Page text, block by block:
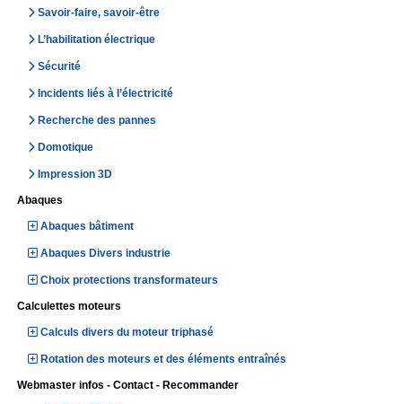
Savoir-faire, savoir-être
L’habilitation électrique
Sécurité
Incidents liés à l’électricité
Recherche des pannes
Domotique
Impression 3D
Abaques
Abaques bâtiment
Abaques Divers industrie
Choix protections transformateurs
Calculettes moteurs
Calculs divers du moteur triphasé
Rotation des moteurs et des éléments entraînés
Webmaster infos - Contact - Recommander